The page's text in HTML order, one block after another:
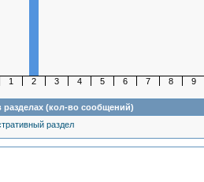
1 2 3 4 5 6 7 8 9
разделах (кол-во сообщений)
раздел